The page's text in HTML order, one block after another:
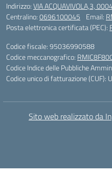
Indirizzo:VIA ACQUAVIVOLA,3,
Centralino:0696100045 Email:
Posta elettronica certificata (PEC):
Codice fiscale: 95036990588
Codice meccanografico:
Codice Indice delle Pubbliche
Codice unico di fatturazione (CUF):
Sito web realizzato da